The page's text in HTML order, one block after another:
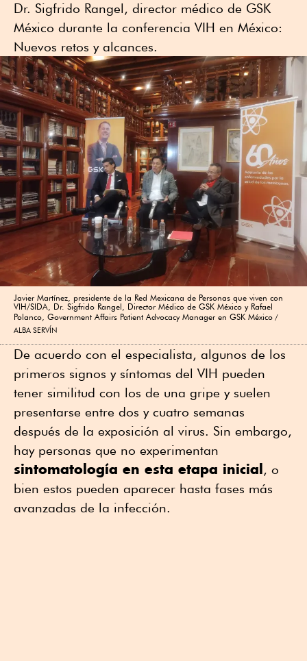
Dr. Sigfrido Rangel, director médico de GSK
México durante la conferencia VIH en México:
Nuevos retos y alcances.
Javier Martínez, presidente de la Red Mexicana de Personas que viven con
VIH/SIDA, Dr. Sigfrido Rangel, Director Médico de GSK México y Rafael
Polanco, Government Affairs Patient Advocacy Manager en GSK México
ALBA SERVÍN
De acuerdo con el especialista, algunos de los
primeros signos y síntomas del VIH pueden
tener similitud con los de una gripe y suelen
presentarse entre dos y cuatro semanas
después de la exposición al virus. Sin embargo,
hay personas que no experimentan
sintomatología en esta etapa inicial, o
bien estos pueden aparecer hasta fases más
avanzadas de la infección.